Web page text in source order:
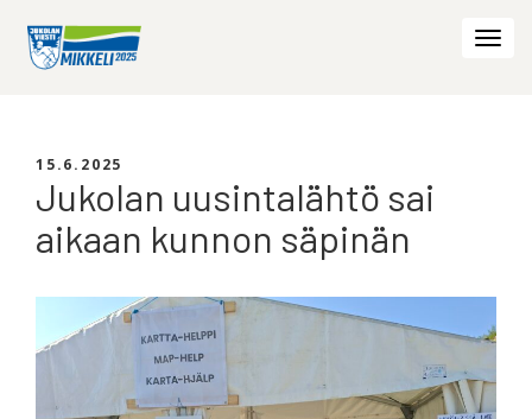
15.6.2025
Jukolan uusintalähtö sai
aikaan kunnon säpinän